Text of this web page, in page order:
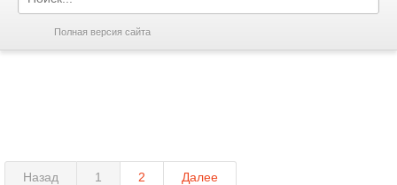
Полная версия сайта
Назад 1 2 Далее